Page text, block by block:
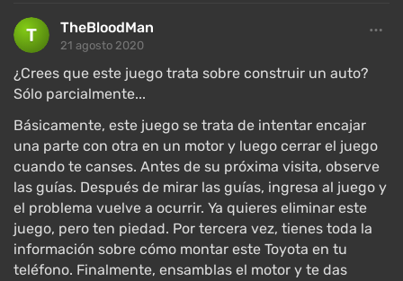
parte significativa está completamente inundada por
un lago. Todo está conectado por una carretera
circular y un par de caminos más pequeños, incluidos
algunos de tierra.
Hay puntos de interés: la casa del protagonista (la
mejor elaborada), tiendas (se pueden comprar
alimentos y piezas para el coche), un taller
(reparación y modificación del coche), un aeródromo,
un bar y una discoteca, una torre de radio, una granja
y otros lugares. Cada uno está relacionado con
alguna misión o historia curiosa, por ejemplo, al
TheBloodMan
21 agosto 2020
¿Crees que este juego trata sobre construir un auto?
Sólo parcialmente...
Básicamente, este juego se trata de intentar encajar
una parte con otra en un motor y luego cerrar el juego
cuando te canses. Antes de su próxima visita, observe
las guías. Después de mirar las guías, ingresa al juego y
el problema vuelve a ocurrir. Ya quieres eliminar este
juego, pero ten piedad. Por tercera vez, tienes toda la
información sobre cómo montar este Toyota en tu
teléfono. Finalmente, ensamblas el motor y te das